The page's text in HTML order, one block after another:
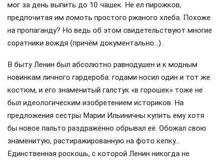
мог за день выпить до 10 чашек. Не ел пирожков,
предпочитая им ломоть простого ржаного хлеба. Похоже
на пропаганду? Но ведь об этом свидетельствуют многие
соратники вождя (причём документально…).
В быту Ленин был абсолютно равнодушен и к модным
новинкам личного гардероба: годами носил один и тот же
костюм, и его знаменитый галстук «в горошек» тоже не
был идеологическим изобретением историков. На
предложения сестры Марии Ильиничны купить ему хотя
бы новое пальто раздражённо обрывал её. Обожал свою
знаменитую, растиражированную на фото кепку…
Единственная роскошь, с которой Ленин никогда не